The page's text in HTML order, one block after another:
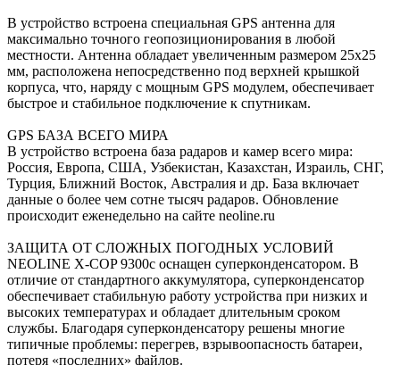
В устройство встроена специальная GPS антенна для
максимально точного геопозиционирования в любой
местности. Антенна обладает увеличенным размером 25х25
мм, расположена непосредственно под верхней крышкой
корпуса, что, наряду с мощным GPS модулем, обеспечивает
быстрое и стабильное подключение к спутникам.
GPS БАЗА ВСЕГО МИРА
В устройство встроена база радаров и камер всего мира:
Россия, Европа, США, Узбекистан, Казахстан, Израиль, СНГ,
Турция, Ближний Восток, Австралия и др. База включает
данные о более чем сотне тысяч радаров. Обновление
происходит еженедельно на сайте neoline.ru
ЗАЩИТА ОТ СЛОЖНЫХ ПОГОДНЫХ УСЛОВИЙ
NEOLINE X-COP 9300с оснащен суперконденсатором. В
отличие от стандартного аккумулятора, суперконденсатор
обеспечивает стабильную работу устройства при низких и
высоких температурах и обладает длительным сроком
службы. Благодаря суперконденсатору решены многие
типичные проблемы: перегрев, взрывоопасность батареи,
потеря «последних» файлов.